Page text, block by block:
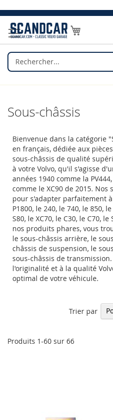
Allez
au
contenu
Mon
Sous-châssis
Bienvenue dans la catégorie
en français, dédiée aux
sous-châssis de qualité
à votre Volvo, qu'il s'agisse
années 1940 comme la
comme le XC90 de 2015. Nos
pour s'adapter parfaitement
P1800, le 240, le 740, le 850,
S80, le XC70, le C30, le C70,
nos produits phares, vous
le sous-châssis arrière, le
châssis de suspension, le
sous-châssis de
l'originalité et à la qualité
optimal de votre véhicule.
Produits 1-60 sur 66
Trier par